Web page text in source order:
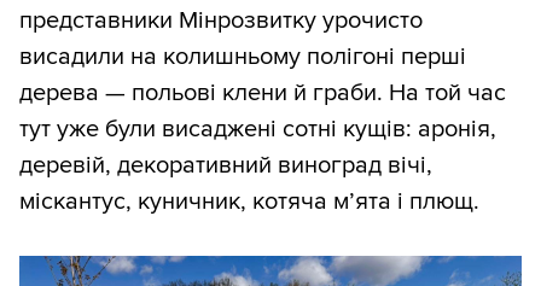
представники Мінрозвитку урочисто
висадили на колишньому полігоні перші
дерева — польові клени й граби. На той час
тут уже були висаджені сотні кущів: аронія,
деревій, декоративний виноград вічі,
міскантус, куничник, котяча м’ята і плющ.